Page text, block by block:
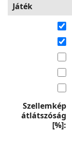
Játék
Szellemkép
átlátszóság
[%]